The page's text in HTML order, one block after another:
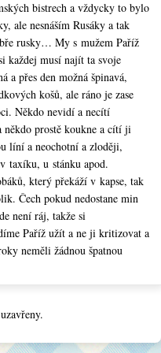
bistrech a vždycky to bylo
ale nesnáším Rusáky a tak
rusky… My s mužem Paříž
každej musí najít ta svoje
a přes den možná špinavá,
košů, ale ráno je zase
Někdo nevidí a necítí
prostě koukne a cítí ji
líní a neochotní a zloději,
taxíku, u stánku apod.
který překáží v kapse, tak
Čech pokud nedostane min
není ráj, takže si
Paříž užít a ne ji kritizovat a
neměli žádnou špatnou